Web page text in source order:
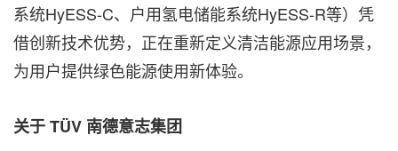
系统HyESS-C、户用氢电储能系统HyESS-R等）凭
借创新技术优势，正在重新定义清洁能源应用场景，
为用户提供绿色能源使用新体验。
关于TÜV 南德意志集团